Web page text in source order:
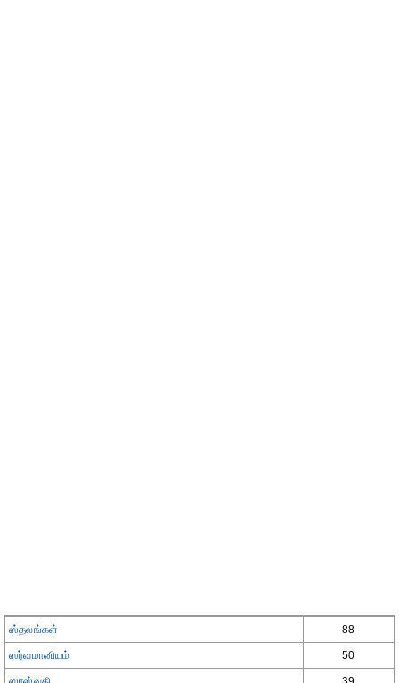
ஸ்தலங்கள் 88
ஸர்வமானியம் 50